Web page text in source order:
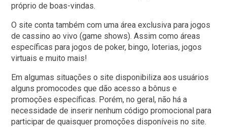
próprio de boas-vindas.
O site conta também com uma área exclusiva para jogos
de cassino ao vivo (game shows). Assim como áreas
específicas para jogos de poker, bingo, loterias, jogos
virtuais e muito mais!
Em algumas situações o site disponibiliza aos usuários
alguns promocodes que dão acesso a bônus e
promoções específicas. Porém, no geral, não há a
necessidade de inserir nenhum código promocional para
participar de quaisquer promoções disponíveis no site.